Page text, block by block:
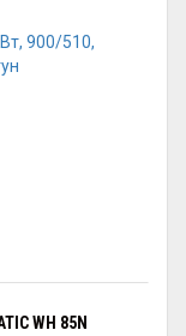
WH 85N